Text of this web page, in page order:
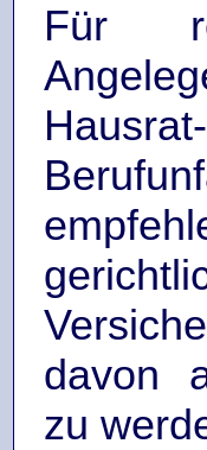
Für
davon
zu